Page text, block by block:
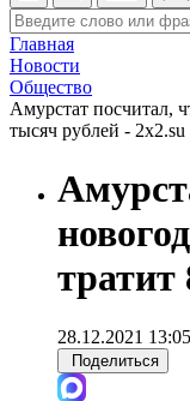
Главная
Новости
Общество
Амурстат посчитал,
тысяч рублей - 2x2.su
тратит
28.12.2021 13:05
Поделиться